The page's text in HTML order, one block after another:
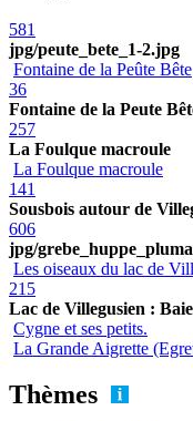
581
jpg/peute_bete_1-2.jpg
Fontaine de la Peûte Bête
36
Fontaine de la Peute
257
La Foulque macroule
La Foulque macroule
141
Sousbois autour de
606
jpg/
Les oiseaux du lac de
215
Lac de Villegusien :
Cygne et ses petits.
La Grande Aigrette
Thèmes